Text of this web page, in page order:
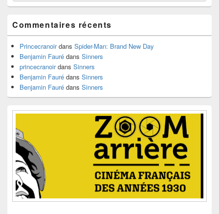
widget
barre
latérale
Commentaires récents
Princecranoirdans Spider-Man: Brand New Day
Benjamin Fauré dans Sinners
princecranoirdans Sinners
Benjamin Fauré dans Sinners
Benjamin Fauré dans Sinners